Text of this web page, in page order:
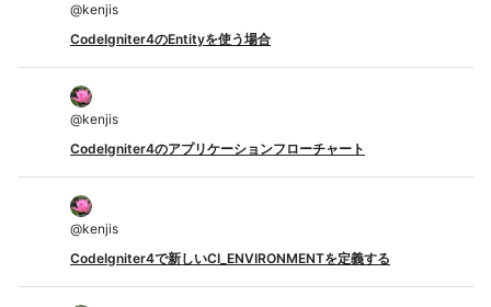
@kenjis
CodeIgniter4のEntityを使う場合
@kenjis
CodeIgniter4のアプリケーションフローチャート
@kenjis
CodeIgniter4で新しいCI_ENVIRONMENTを定義する